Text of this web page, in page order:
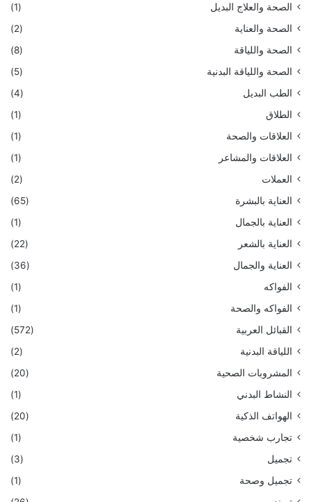
الصحة والعلاج البديل
(1)
الصحة والعناية
(2)
الصحة واللياقة
(8)
الصحة واللياقة البدنية
(5)
الطب البديل
(4)
الطلاق
(1)
العلاقات والصحة
(1)
العلاقات والمشاعر
(1)
العملات
(2)
العناية بالبشرة
(65)
العناية بالجمال
(1)
العناية بالشعر
(22)
العناية والجمال
(36)
الفواكه
(1)
الفواكه والصحة
(1)
القبائل العربية
(572)
اللياقة البدنية
(2)
المشروبات الصحية
(20)
النشاط البدني
(1)
الهواتف الذكية
(20)
تجارب شخصية
(1)
تجميل
(3)
تجميل وصحة
(1)